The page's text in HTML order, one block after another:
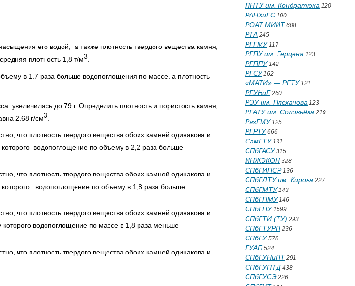
его водой, а также плотность твердого вещества камня,
плотность 1,8 т/м3
в 1,7 раза больше водопоглощения по массе, а плотность
до 79 г. Определить плотность и пористость камня,
2.68 г/см3
что плотность твердого вещества обоих камней одинакова и
водопоглощение по объему в 2,2 раза больше
что плотность твердого вещества обоих камней одинакова и
водопоглощение по объему в 1,8 раза больше
что плотность твердого вещества обоих камней одинакова и
водопоглощение по массе в 1,8 раза меньше
что плотность твердого вещества обоих камней одинакова и
ПНТУ им. Кондратюка 120
РАНХиГС 190
РОАТ МИИТ 608
РТА 245
РГГМУ117
РГПУ им. Герцена 123
РГППУ142
РГСУ162
«МАТИ» — РГТУ121
РГУНиГ 260
РЭУ им. Плеханова 123
РГАТУ им. Соловьёва 219
РязГМУ125
РГРТУ666
СамГТУ131
СПбГАСУ315
ИНЖЭКОН 328
СПбГИПСР136
СПбГЛТУ им. Кирова 227
СПбГМТУ143
СПбГПМУ146
СПбГПУ1599
СПбГТИ (ТУ) 293
СПбГТУРП 236
СПбГУ578
ГУАП 524
СПбГУНиПТ 291
СПбГУПТД 438
СПбГУСЭ 226